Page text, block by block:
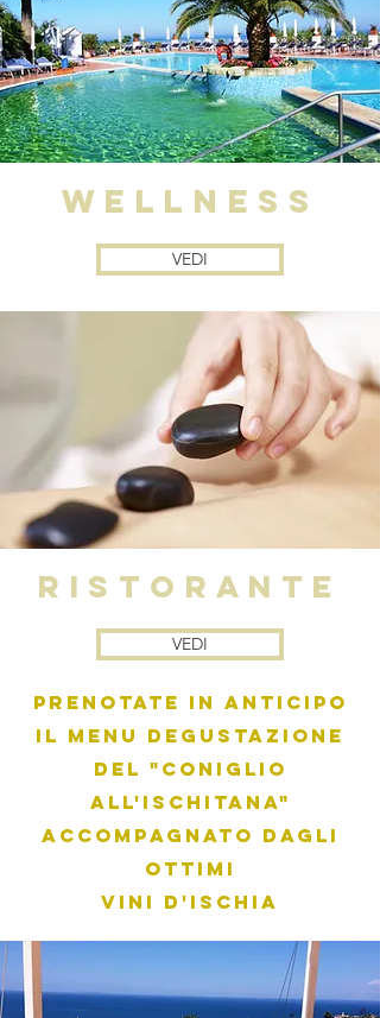
WELLNESS
VEDI
RISTORANTE
VEDI
Prenotate in anticipo
il Menu degustazione
del "Coniglio
all'Ischitana"
accompagnato dagli
ottimi
vini d'Ischia